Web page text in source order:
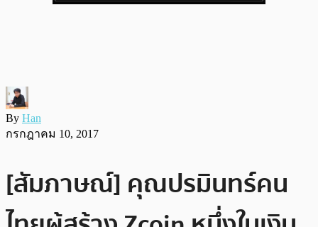
By Han
กรกฎาคม 10, 2017
[สัมภาษณ์] คุณปรมินทร์คน